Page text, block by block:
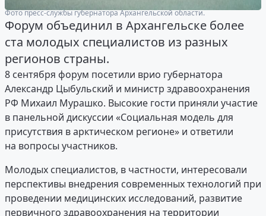
Фото пресс-службы губернатора Архангельской области.
Форум объединил в Архангельске более
ста молодых специалистов из разных
регионов страны.
8 сентября форум посетили врио губернатора
Александр Цыбульский и министр здравоохранения
РФ Михаил Мурашко. Высокие гости приняли участие
в панельной дискуссии «Социальная модель для
присутствия в арктическом регионе» и ответили
на вопросы участников.
Молодых специалистов, в частности, интересовали
перспективы внедрения современных технологий при
проведении медицинских исследований, развитие
первичного здравоохранения на территории